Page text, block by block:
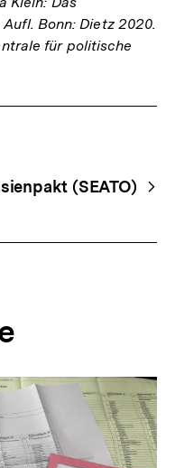
Bonn: Dietz 2020.
für politische
(SEATO)